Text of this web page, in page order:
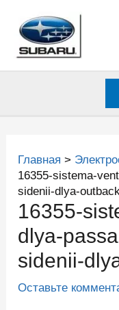
содержимому
Главная
16355-sistema-
sidenii-dlya-
16355-
dlya-
sidenii-
Оставьте